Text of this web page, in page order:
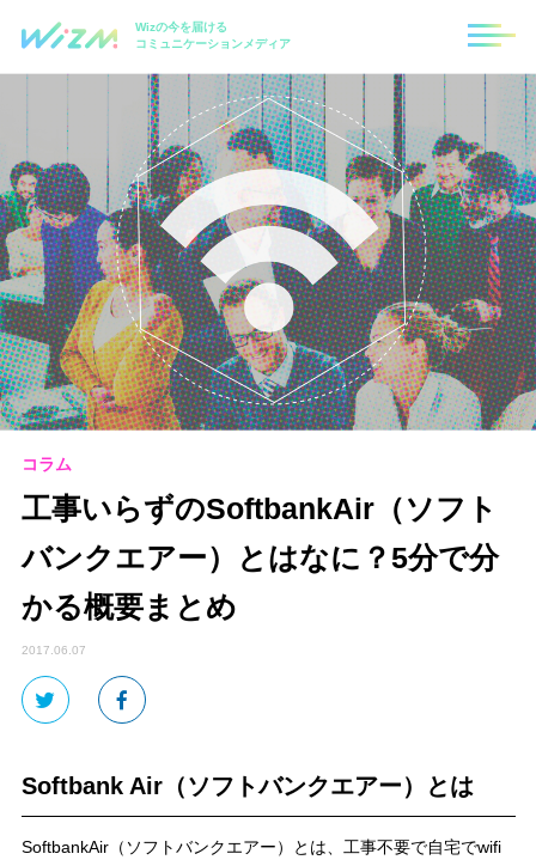
Wizの今を届ける
コミュニケーションメディア
コラム
工事いらずのSoftbankAir（ソフト
バンクエアー）とはなに？5分で分
かる概要まとめ
2017.06.07
Softbank Air（ソフトバンクエアー）とは
SoftbankAir（ソフトバンクエアー）とは、工事不要で自宅でwifi